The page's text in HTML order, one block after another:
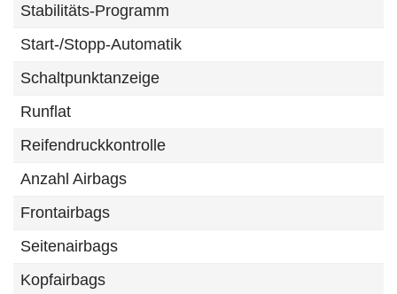
Stabilitäts-Programm
Start-/Stopp-Automatik
Schaltpunktanzeige
Runflat
Reifendruckkontrolle
Anzahl Airbags
Frontairbags
Seitenairbags
Kopfairbags